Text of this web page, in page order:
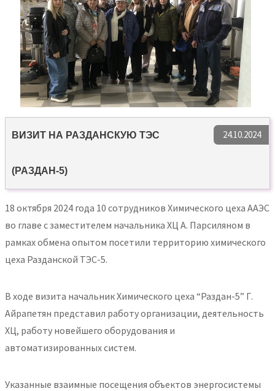
24.10.2024
ВИЗИТ НА РАЗДАНСКУЮ ТЭС
(РАЗДАН-5)
18 октября 2024 года 10 сотрудников Химического цеха ААЭС
во главе с заместителем начальника ХЦ А. Парсиляном в
рамках обмена опытом посетили территорию химического
цеха Разданской ТЭС-5.
В ходе визита начальник Химического цеха “Раздан-5” Г.
Айрапетян представил работу организации, деятельность
ХЦ, работу новейшего оборудования и
автоматизированных систем.
Указанные взаимные посещения объектов энергосистемы